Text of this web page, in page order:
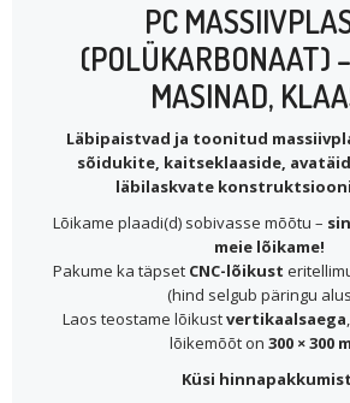
PC
(POLÜKARBONAAT)
MASINAD,
Läbipaistvad ja toonitud
sõidukite, kaitseklaaside,
läbilaskvate
Lõikame plaadi(d) sobivasse mõõtu –
meie lõikame!
Pakume ka täpset CNC-lõikust
(hind selgub päringu
Laos teostame lõikustvertikaalsaega
lõikemõõt on 300 × 300
Küsi